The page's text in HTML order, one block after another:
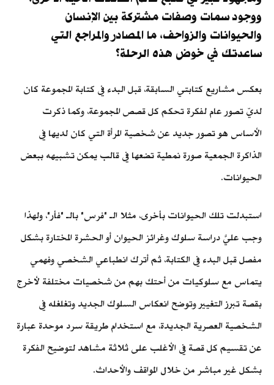
ووجود سمات وصفات مشتركة بين الإنسان
والحيوانات والزواحف، ما المصادر والمراجع التي
ساعدتك في خوض هذه الرحلة؟
بعكس مشاريع كتابتي السابقة، قبل البدء في كتابة المجموعة كان
لديّ تصور عام لفكرة تحكم كل قصص المجموعة، وكما ذكرت
الأساس هو تصور جديد عن شخصية المرأة التي كان لديها في
الذاكرة الجمعية صورة نمطية تضعها في قالب يمكن تشبيهه ببعض
الحيوانات.
استبدلت تلك الحيوانات بأخرى، مثلا الـ "فرس" بالـ "فأر"، ولهذا
وجب عليَّ دراسة سلوك وغرائز الحيوان أو الحشرة المختارة بشكل
مفصل قبل البدء في الكتابة، ثم أترك انطباعي الشخصي وفهمي
يتماس مع سلوكيات من أحتك بهم من شخصيات مختلفة لأخرج
بقصة تبرز التغيير وتوضح انعكاس السلوك الجديد وتغلغله في
الشخصية العصرية الجديدة، مع استخدام طريقة سرد موحدة عبارة
عن تقسيم كل قصة في الأغلب على ثلاثة مشاهد لتوضيح الفكرة
بشكل غير مباشر من خلال المواقف والأحداث.